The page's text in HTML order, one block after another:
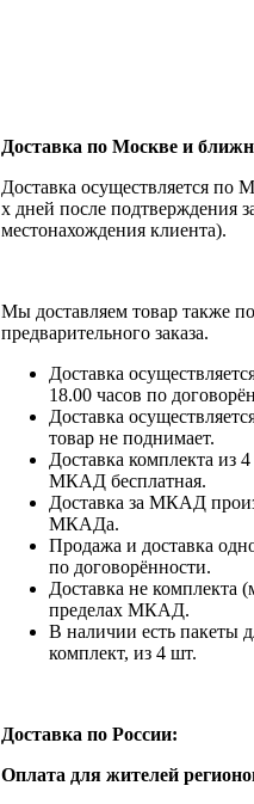
Доставка по Москве и
Доставка осуществляется по
х дней после подтверждения
местонахождения клиента).
Мы доставляем товар также
предварительного заказа.
Доставка
18.00 часов по
Доставка
товар не поднимает.
Доставка комплекта из
МКАД бесплатная.
Доставка за МКАД
МКАДа.
Продажа и доставка
по договорённости.
Доставка не комплекта
пределах МКАД.
В наличии есть пакеты
комплект, из 4 шт.
Доставка по России:
Оплата для жителей